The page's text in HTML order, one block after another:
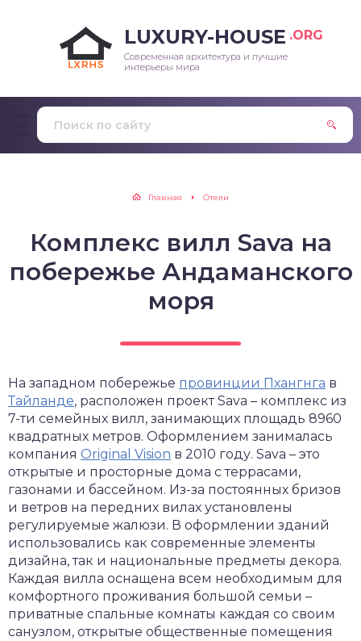
LUXURY-HOUSE .ORG
Современная архитектура и лучшие
интерьеры мира
Главная Отели
Комплекс вилл Sava на
побережье Андаманского
моря
На западном побережье провинции Пхангнга в
Тайланде, расположен проект Sava – комплекс из
7-ти семейных вилл, занимающих площадь 8960
квадратных метров. Оформлением занималась
компания Original Vision в 2010 году. Sava – это
открытые и просторные дома с террасами,
газонами и бассейном. Из-за постоянных бризов
и ветров на передних вилах установлены
регулируемые жалюзи. В оформлении зданий
использовались как современные элементы
дизайна, так и национальные предметы декора.
Каждая вилла оснащена всем необходимым для
комфортного проживания большой семьи –
приватные спальные комнаты каждая со своим
санузлом, открытые общественные помещения